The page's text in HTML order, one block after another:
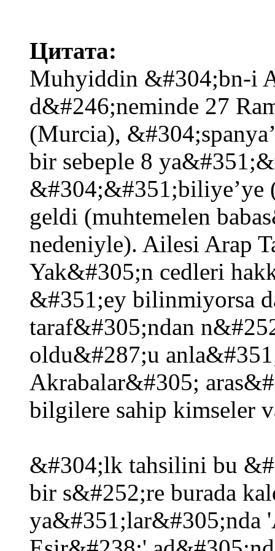
Цитата:
Muhyiddin &#304;bn-i
d&#246;neminde 27
(Murcia),
bir sebeple 8
geldi (muhtemelen
nedeniyle). Ailesi Arap
Yak&#305;n cedleri
&#351;ey bilinmiyorsa
taraf&#305;ndan
oldu&#287;u
Akrabalar&#305;
bilgilere sahip kimseler
&#304;lk tahsilini bu
bir s&#252;re burada
ya&#351;lar&#305;nda